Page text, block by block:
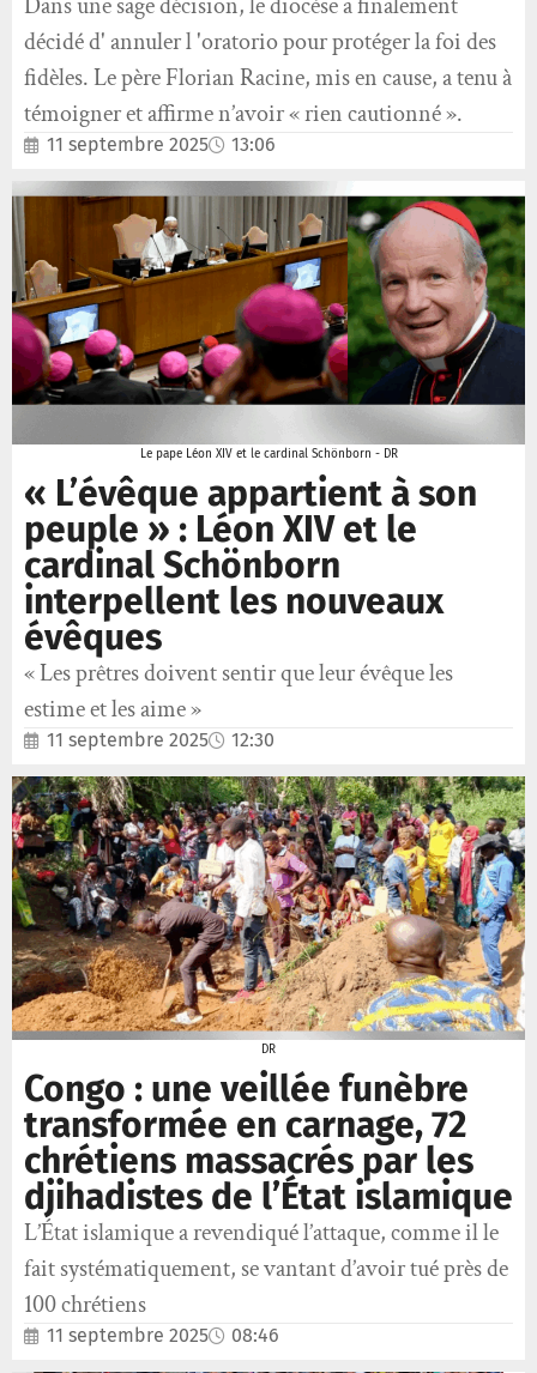
Dans une sage décision, le diocèse a finalement
décidé d' annuler l 'oratorio pour protéger la foi des
fidèles. Le père Florian Racine, mis en cause, a tenu à
témoigner et affirme n’avoir « rien cautionné ».
11 septembre 2025 13:06
Le pape Léon XIV et le cardinal Schönborn - DR
« L’évêque appartient à son
peuple » : Léon XIV et le
cardinal Schönborn
interpellent les nouveaux
évêques
« Les prêtres doivent sentir que leur évêque les
estime et les aime »
11 septembre 2025 12:30
DR
Congo : une veillée funèbre
transformée en carnage, 72
chrétiens massacrés par les
djihadistes de l’État islamique
L’État islamique a revendiqué l’attaque, comme il le
fait systématiquement, se vantant d’avoir tué près de
100 chrétiens
11 septembre 2025 08:46